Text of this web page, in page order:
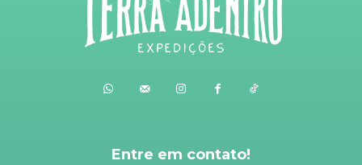
Entre em contato!